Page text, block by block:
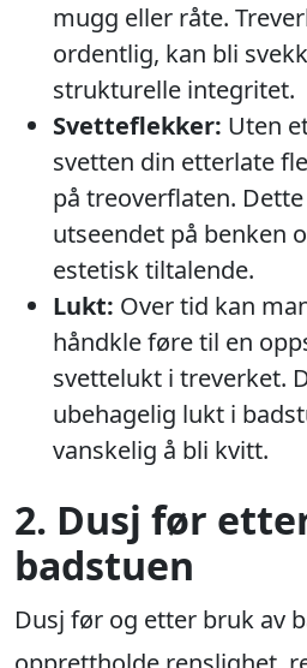
mugg eller råte.
ordentlig, kan bli
strukturelle integritet.
Svetteflekker: Uten
svetten din etterlate
på treoverflaten.
utseendet på benken
estetisk tiltalende.
Lukt: Over tid kan
håndkle føre til en
svettelukt i treverket.
ubehagelig lukt i
vanskelig å bli kvitt.
2. Dusj før
badstuen
Dusj før og etter bruk av